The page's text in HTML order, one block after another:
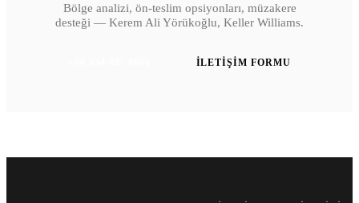
Bölge analizi, ön-teslim opsiyonları, müzakere
desteği — Kerem Ali Yörükoğlu, Keller Williams.
İLETIŞIM FORMU